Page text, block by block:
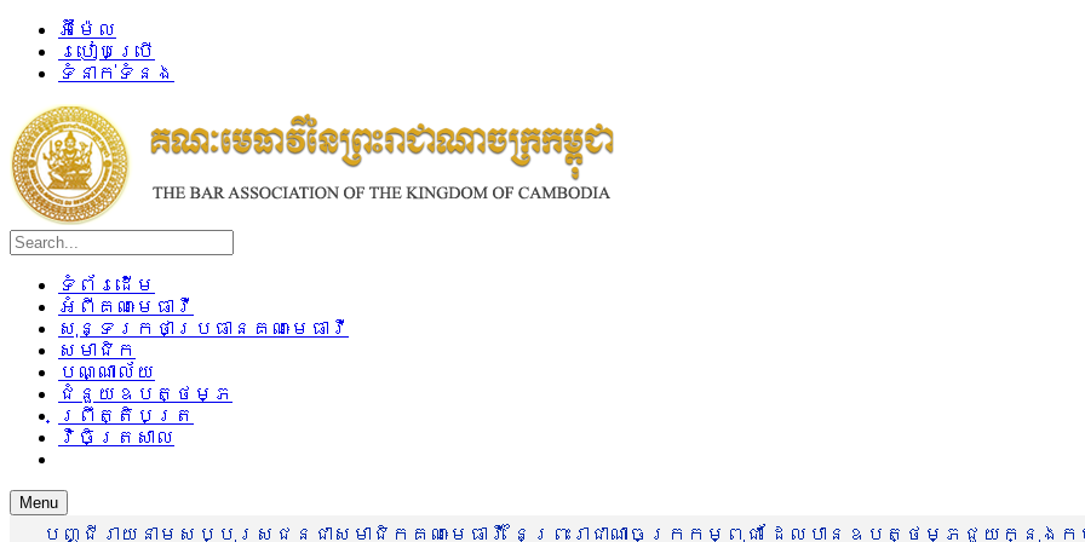
អ៊ីម៉ែល
របៀបប្រើ
ទំនាក់ទំនង
ទំព័រដើម
អំពីគណៈមេធាវី
សុន្ទរកថាប្រធានគណៈមេធាវី
សមាជិក
បណ្ណាល័យ
ជំនួយឧបត្ថម្ភ
ព្រឹត្តិបត្រ
វិចិត្រសាល
Menu
បញ្ជីរាយនាមសប្បុរសជនជាសមាជិកគណៈមេធាវី នៃព្រះរាជាណាចក្រកម្ពុជា ដែលបានឧបត្ថម្ភជួយក្នុង